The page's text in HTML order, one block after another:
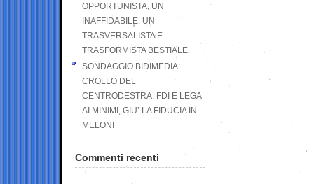
OPPORTUNISTA, UN
INAFFIDABILE, UN
TRASVERSALISTA E
TRASFORMISTA BESTIALE.
SONDAGGIO BIDIMEDIA:
CROLLO DEL
CENTRODESTRA, FDI E LEGA
AI MINIMI, GIU’ LA FIDUCIA IN
MELONI
Commenti recenti